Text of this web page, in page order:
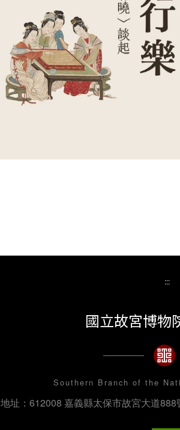
:::
國立故宮博物
Southern Branch of the
地址：612008 嘉義縣太保市故宮大道888